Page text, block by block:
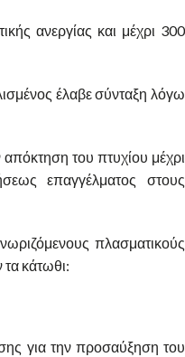
ανεργίας και μέχρι 300
έλαβε σύνταξη λόγω
του πτυχίου μέχρι
επαγγέλματος στους
πλασματικούς
κάτωθι:
για την προσαύξηση του